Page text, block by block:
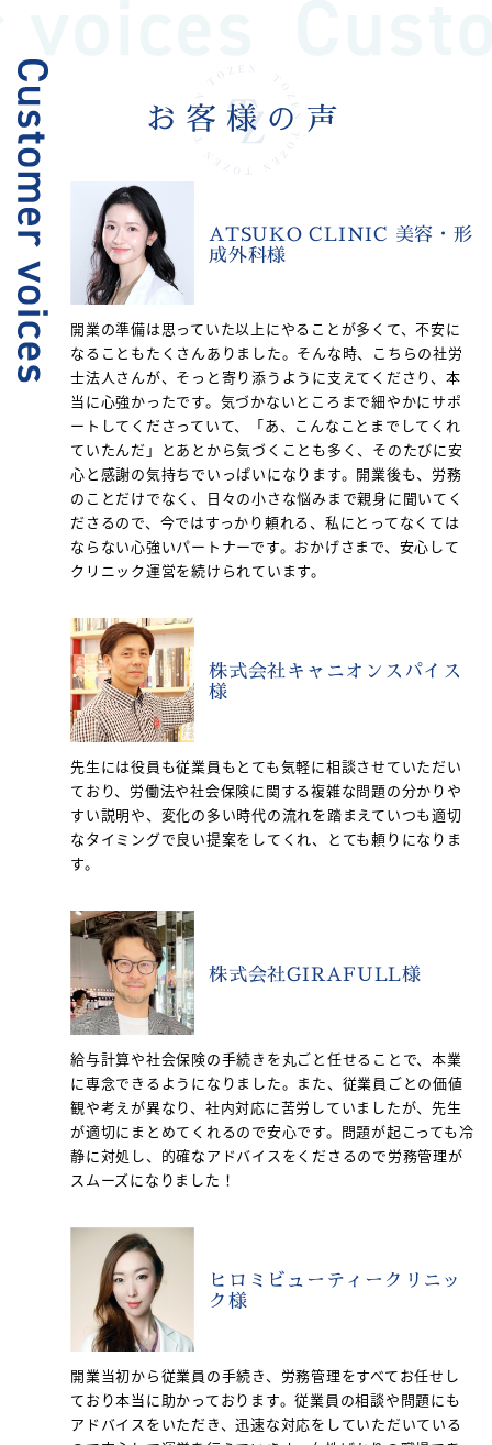
お客様の声
ATSUKO CLINIC 美容・形
成外科様
開業の準備は思っていた以上にやることが多くて、不安に
なることもたくさんありました。そんな時、こちらの社労
士法人さんが、そっと寄り添うように支えてくださり、本
当に心強かったです。気づかないところまで細やかにサポ
ートしてくださっていて、「あ、こんなことまでしてくれ
ていたんだ」とあとから気づくことも多く、そのたびに安
心と感謝の気持ちでいっぱいになります。開業後も、労務
のことだけでなく、日々の小さな悩みまで親身に聞いてく
ださるので、今ではすっかり頼れる、私にとってなくては
ならない心強いパートナーです。おかげさまで、安心して
クリニック運営を続けられています。
株式会社キャニオンスパイス
様
先生には役員も従業員もとても気軽に相談させていただい
ており、労働法や社会保険に関する複雑な問題の分かりや
すい説明や、変化の多い時代の流れを踏まえていつも適切
なタイミングで良い提案をしてくれ、とても頼りになりま
す。
株式会社GIRAFULL様
給与計算や社会保険の手続きを丸ごと任せることで、本業
に専念できるようになりました。また、従業員ごとの価値
観や考えが異なり、社内対応に苦労していましたが、先生
が適切にまとめてくれるので安心です。問題が起こっても冷
静に対処し、的確なアドバイスをくださるので労務管理が
スムーズになりました！
ヒロミビューティークリニッ
ク様
開業当初から従業員の手続き、労務管理をすべてお任せし
ており本当に助かっております。従業員の相談や問題にも
アドバイスをいただき、迅速な対応をしていただいている